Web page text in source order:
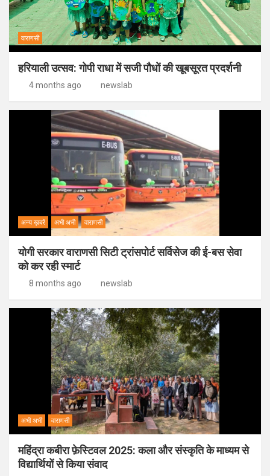
वाराणसी
हरियाली उत्सव: गोपी राधा में सजी पौधों की खूबसूरत प्रदर्शनी
4 months ago newslab
अन्य ख़बरें अभी अभी वाराणसी
योगी सरकार वाराणसी सिटी ट्रांसपोर्ट सर्विसेज की ई-बस सेवा
को कर रही स्मार्ट
8 months ago newslab
अभी अभी वाराणसी
महिंद्रा कबीरा फ़ेस्टिवल 2025: कला और संस्कृति के माध्यम से
विद्यार्थियों से किया संवाद